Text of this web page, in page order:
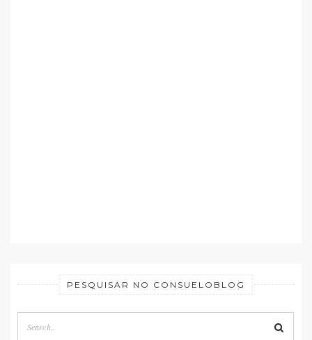
PESQUISAR NO CONSUELOBLOG